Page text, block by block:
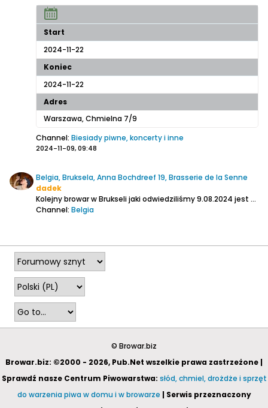
Start
2024-11-22
Koniec
2024-11-22
Adres
Warszawa, Chmielna 7/9
Channel: Biesiady piwne, koncerty i inne
2024-11-09, 09:48
Belgia, Bruksela, Anna Bochdreef 19, Brasserie de la Senne
dadek
Kolejny browar w Brukseli jaki odwiedziliśmy 9.08.2024 jest odległy w prostej linii od La Source o 300 m
Channel: Belgia
© Browar.biz
Browar.biz: ©2000 - 2026, Pub.Net wszelkie prawa zastrzeżone |
Sprawdź nasze Centrum Piwowarstwa: słód, chmiel, drożdże i sprzęt
do warzenia piwa w domu i w browarze | Serwis przeznaczony